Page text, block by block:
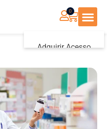
Adquirir Acesso
0